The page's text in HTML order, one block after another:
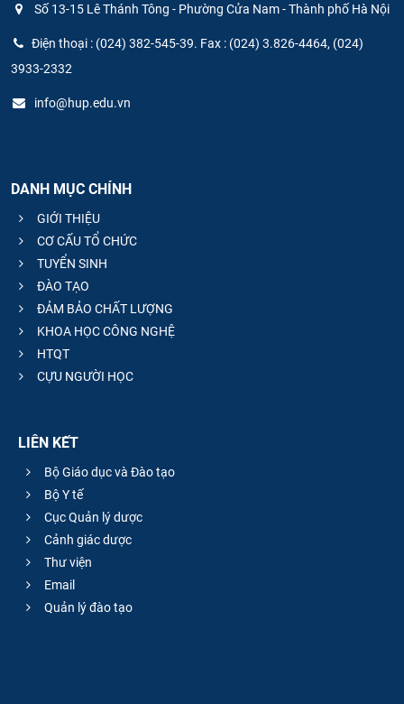
Số 13-15 Lê Thánh Tông - Phường Cửa Nam - Thành phố Hà Nội
Điện thoại : (024) 382-545-39. Fax : (024) 3.826-4464, (024)
3933-2332
info@hup.edu.vn
DANH MỤC CHÍNH
GIỚI THIỆU
CƠ CẤU TỔ CHỨC
TUYỂN SINH
ĐÀO TẠO
ĐẢM BẢO CHẤT LƯỢNG
KHOA HỌC CÔNG NGHỆ
HTQT
CỰU NGƯỜI HỌC
LIÊN KẾT
Bộ Giáo dục và Đào tạo
Bộ Y tế
Cục Quản lý dược
Cảnh giác dược
Thư viện
Email
Quản lý đào tạo